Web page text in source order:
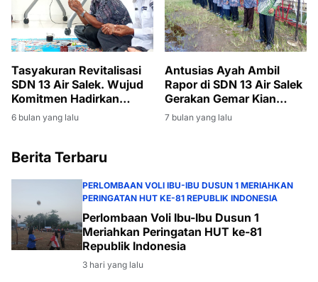
Tasyakuran Revitalisasi
SDN 13 Air Salek. Wujud
Komitmen Hadirkan
Sekolah Aman dan Layak
6 bulan yang lalu
Antusias Ayah Ambil
Rapor di SDN 13 Air Salek
Gerakan Gemar Kian
Menggema
7 bulan yang lalu
Berita Terbaru
PERLOMBAAN VOLI IBU-IBU DUSUN 1 MERIAHKAN
PERINGATAN HUT KE-81 REPUBLIK INDONESIA
Perlombaan Voli Ibu-Ibu Dusun 1
Meriahkan Peringatan HUT ke-81
Republik Indonesia
3 hari yang lalu